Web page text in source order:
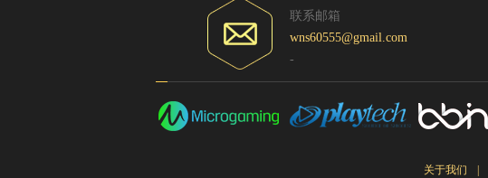
联系邮箱
wns60555@gmail.com
-
关于我们